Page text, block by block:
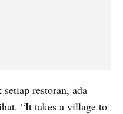
restoran, ada
“It takes a village to